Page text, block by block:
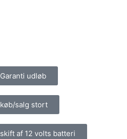
Garanti udløb
køb/salg stort
skift af 12 volts batteri